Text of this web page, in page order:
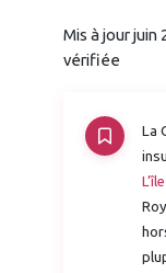
Mis à jour juin
vérifiée
La